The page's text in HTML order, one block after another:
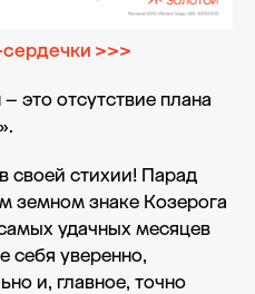
>>>
это отсутствие плана
своей стихии! Парад
земном знаке Козерога
удачных месяцев
себя уверенно,
и, главное, точно